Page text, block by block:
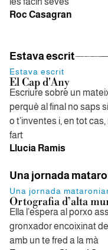
Roc Casagran
Estava escrit
Estava escrit
El Cap d'Any
Escriure sobre un
perquè al final no saps
o t’inventes i, en tot cas,
fart
Llucia Ramis
Una jornada
Una jornada
Ortografia d’alta
Ella l’espera al porxo
gronxador encoixinat
amb un te fred a la mà